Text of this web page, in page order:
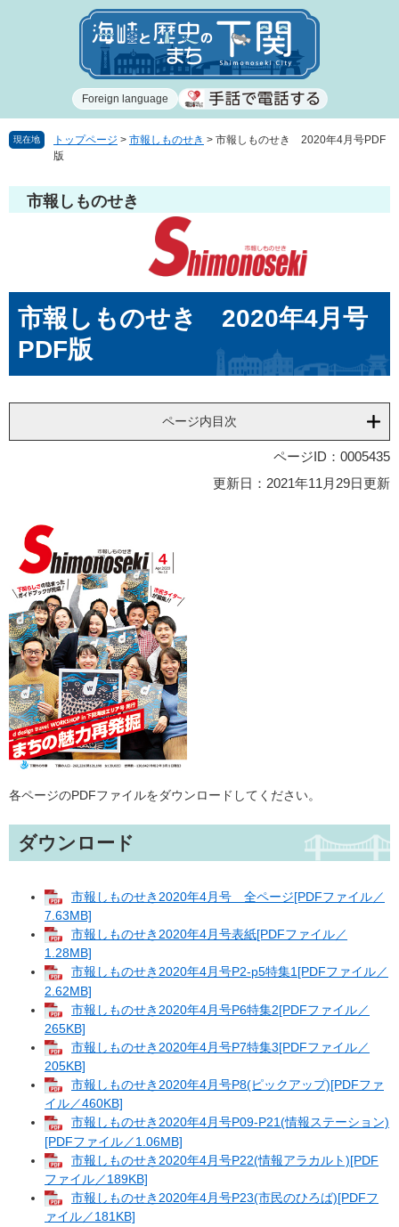
で
ば
へ
Foreign language
現在地 トップページ > 市報しものせき > 市報しものせき 2020年4月号PDF
版
市報しものせき
市報しものせき 2020年4月号
PDF版
ページ内目次
ページID：0005435
更新日：2021年11月29日更新
各ページのPDFファイルをダウンロードしてください。
ダウンロード
市報しものせき2020年4月号 全ページ[PDFファイル／
7.63MB]
市報しものせき2020年4月号表紙[PDFファイル／
1.28MB]
市報しものせき2020年4月号P2-p5特集1[PDFファイル／
2.62MB]
市報しものせき2020年4月号P6特集2[PDFファイル／
265KB]
市報しものせき2020年4月号P7特集3[PDFファイル／
205KB]
市報しものせき2020年4月号P8(ピックアップ)[PDFファ
イル／460KB]
市報しものせき2020年4月号P09-P21(情報ステーション)
[PDFファイル／1.06MB]
市報しものせき2020年4月号P22(情報アラカルト)[PDF
ファイル／189KB]
市報しものせき2020年4月号P23(市民のひろば)[PDFフ
ァイル／181KB]